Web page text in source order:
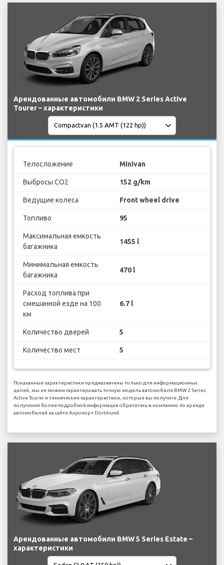
Арендованные автомобили BMW 2 Series Active
Tourer – характеристики
Телосложение Minivan
Выбросы CO2 152 g/km
Ведущие колеса Front wheel drive
Топливо 95
Максимальная емкость
багажника
1455 l
Минимальная емкость
багажника
470 l
Расход топлива при
смешанной езде на 100
км
6.7 l
Количество дверей 5
Количество мест 5
Показанные характеристики предназначены только для информационных
целей, мы не можем гарантировать точную модель автомобиля BMW 2 Series
Active Tourer и технические характеристики, которые вы получите. Для
получения более подробной информации обратитесь в компанию по аренде
автомобилей на сайте Аэропорт Dortmund.
Арендованные автомобили BMW 5 Series Estate –
характеристики